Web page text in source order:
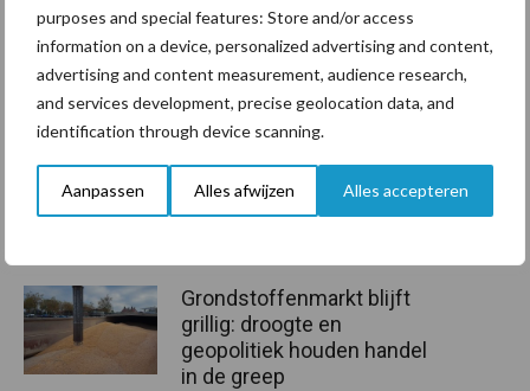
purposes and special features: Store and/or access
information on a device, personalized advertising and content,
advertising and content measurement, audience research,
and services development, precise geolocation data, and
identification through device scanning.
Aanpassen Alles afwijzen Alles accepteren
verdere digitalisering. Daarbij gaan sensoren en weerdata een
steeds grotere rol spelen in het bepalen van de juiste timing
van fertigatie. Ook toepassingen in veenweidegebieden en de
inzet van Renure worden onderzocht.
Aanbevolen voor jou!
Grondstoffenmarkt blijft
grillig: droogte en
geopolitiek houden handel
in de greep